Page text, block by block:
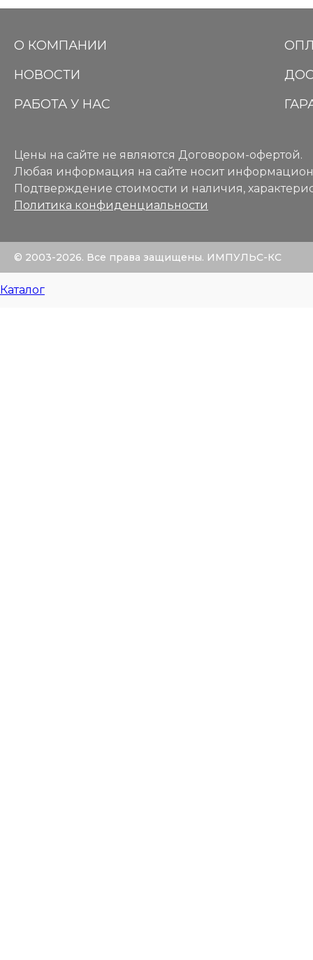
О КОМПАНИИ
НОВОСТИ
РАБОТА У НАС
Цены на сайте не являются Договором-офертой.
Любая информация на сайте носит
Подтверждение стоимости и наличия,
Политика конфиденциальности
© 2003-2026. Все права защищены. ИМПУЛЬС-КС
Каталог